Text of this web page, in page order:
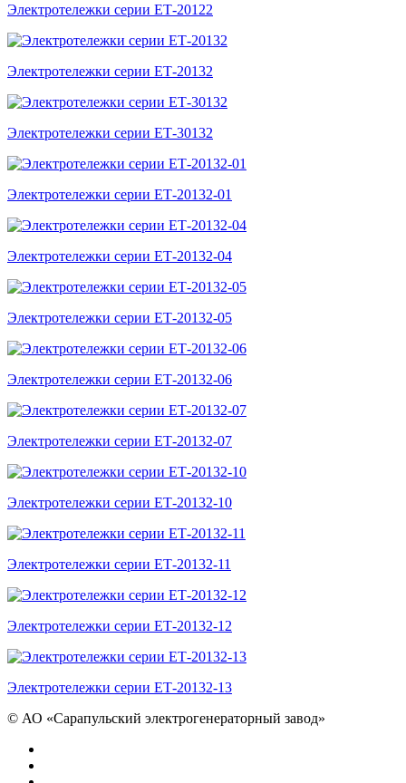
Электротележки серии ЕТ-20122
Электротележки серии ЕТ-20132
Электротележки серии ЕТ-30132
Электротележки серии ЕТ-20132-01
Электротележки серии ЕТ-20132-04
Электротележки серии ЕТ-20132-05
Электротележки серии ЕТ-20132-06
Электротележки серии ЕТ-20132-07
Электротележки серии ЕТ-20132-10
Электротележки серии ЕТ-20132-11
Электротележки серии ЕТ-20132-12
Электротележки серии ЕТ-20132-13
© АО «Сарапульский электрогенераторный завод»